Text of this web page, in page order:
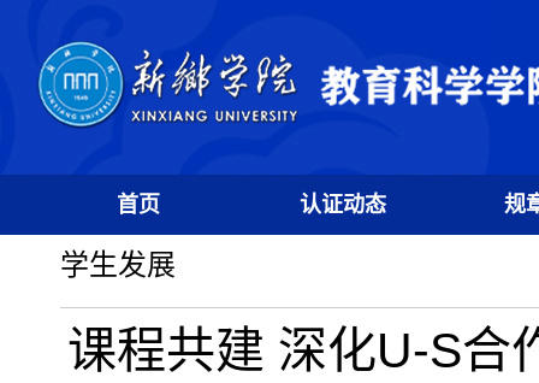
首页 认证动态 规
学生发展
课程共建 深化U-S